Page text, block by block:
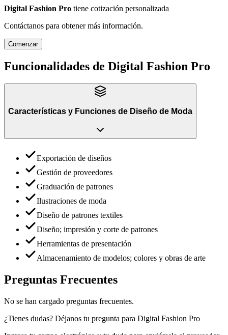
Digital Fashion Pro tiene cotización personalizada
Contáctanos para obtener más información.
Comenzar
Funcionalidades de Digital Fashion Pro
Características y Funciones de Diseño de Moda
Exportación de diseños
Gestión de proveedores
Graduación de patrones
Ilustraciones de moda
Diseño de patrones textiles
Diseño; impresión y corte de patrones
Herramientas de presentación
Almacenamiento de modelos; colores y obras de arte
Preguntas Frecuentes
No se han cargado preguntas frecuentes.
¿Tienes dudas? Déjanos tu pregunta para Digital Fashion Pro